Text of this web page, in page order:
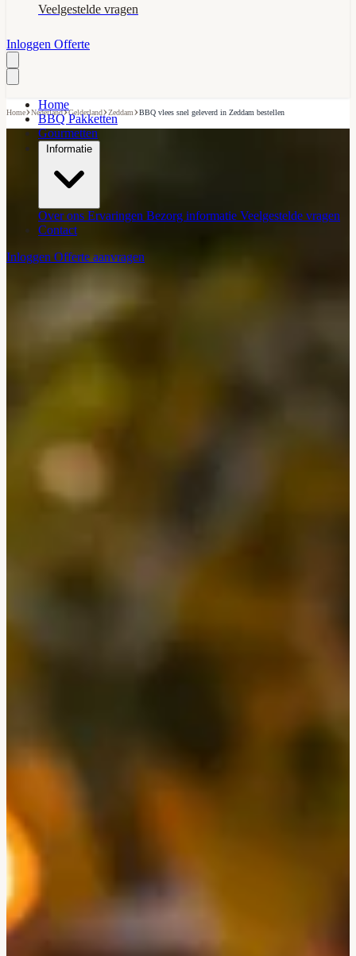
Veelgestelde vragen
Inloggen Offerte
Home
BBQ Pakketten
Gourmetten
Informatie
Over ons Ervaringen Bezorg informatie Veelgestelde vragen
Contact
Inloggen Offerte aanvragen
Home›Nederland›Gelderland›Zeddam›BBQ vlees snel geleverd in Zeddam bestellen